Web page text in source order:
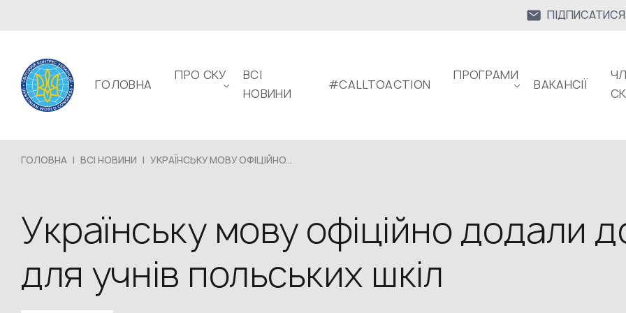
ГОЛОВНА
ПРО СКУ
ВСІ
НОВИНИ
#CALLTOACTION
ПРОГРАМИ
ВАКАНСІЇ
ГОЛОВНА | ВСІ НОВИНИ | УКРАЇНСЬКУ МОВУ ОФІЦІЙНО...
Українську мову офіційно додали
для учнів польських шкіл